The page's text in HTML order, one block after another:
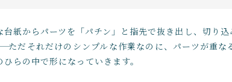
台紙からパーツを「パチン」と指先で抜き出し、切り
。 ただそれだけのシンプルな作業なのに、パーツが重
ひらの中で形になっていきます。